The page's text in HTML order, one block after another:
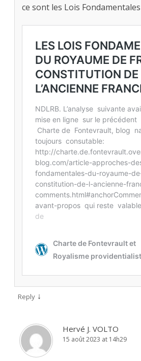
ce sont les Lois Fondamentales
Reply ↓
Hervé J. VOLTO
15 août 2023 at 14h29